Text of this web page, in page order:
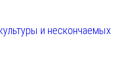
и нескончаемых